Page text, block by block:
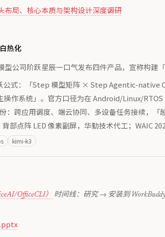
布局、核心本质与架构设计深度调研
热化
型公司阶跃星辰一口气发布四件产品，宣称构
式：「Step 模型矩阵 × Step Agentic-native
作系统」。官方口径为在 Android/Linux/
跨应用调度、端云协同、多设备任务接续，「
部点阵 LED 像素副屏，华勤技术代工；WAIC
kimi-k3
OfficeCLI）
时间线：研究 → 安装到